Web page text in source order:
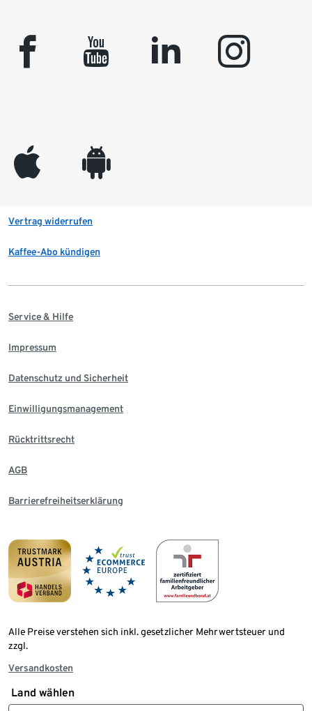
facebook youtube linkedin instagram
appleinc android
Vertrag widerrufen
Kaffee-Abo kündigen
Service & Hilfe
Impressum
Datenschutz und Sicherheit
Einwilligungsmanagement
Rücktrittsrecht
AGB
Barrierefreiheitserklärung
Alle Preise verstehen sich inkl. gesetzlicher Mehrwertsteuer und
zzgl.
Versandkosten
Land wählen